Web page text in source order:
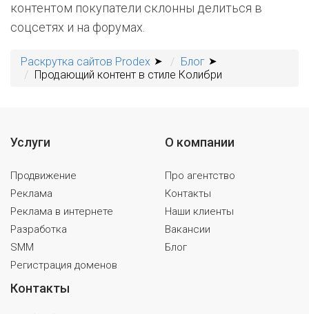
контентом покупатели склонны делиться в
соцсетях и на форумах.
Раскрутка сайтов Prodex
Блог
Продающий контент в стиле Колибри
Услуги
Продвижение
Реклама
Реклама в интернете
Разработка
SMM
Регистрация доменов
О компании
Про агентство
Контакты
Наши клиенты
Вакансии
Блог
Контакты